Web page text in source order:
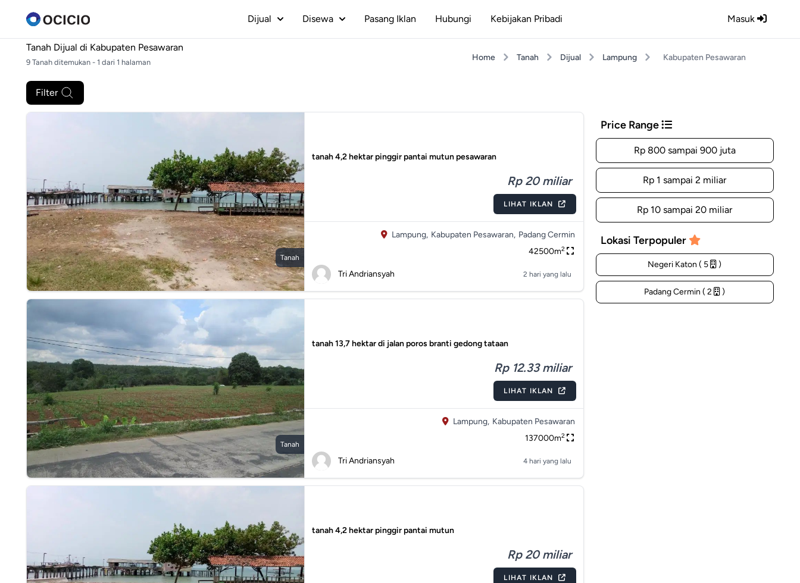
Masuk
Dijual Disewa Pasang Iklan Hubungi Kebijakan Pribadi
Tanah Dijual di Kabupaten Pesawaran
9 Tanah ditemukan - 1 dari 1 halaman Home Tanah Dijual Lampung Kabupaten Pesawaran
Filter
Tanah
tanah 4,2 hektar pinggir pantai mutun pesawaran
Rp 20 miliar
LIHAT IKLAN
Lampung, Kabupaten Pesawaran, Padang Cermin
42500m2
Tri Andriansyah 2 hari yang lalu
Tanah
tanah 13,7 hektar di jalan poros branti gedong tataan
Rp 12.33 miliar
LIHAT IKLAN
Lampung, Kabupaten Pesawaran
137000m2
Tri Andriansyah 4 hari yang lalu
tanah 4,2 hektar pinggir pantai mutun
Rp 20 miliar
LIHAT IKLAN
Price Range
Rp 800 sampai 900 juta
Rp 1 sampai 2 miliar
Rp 10 sampai 20 miliar
Lokasi Terpopuler
Negeri Katon ( 5 )
Padang Cermin ( 2 )